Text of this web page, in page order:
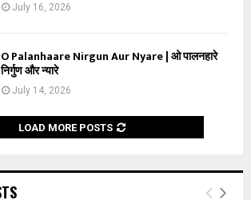
July 16, 2026
O Palanhaare Nirgun Aur Nyare | ओ पालनहारे
निर्गुण और न्यारे
July 14, 2026
LOAD MORE POSTS